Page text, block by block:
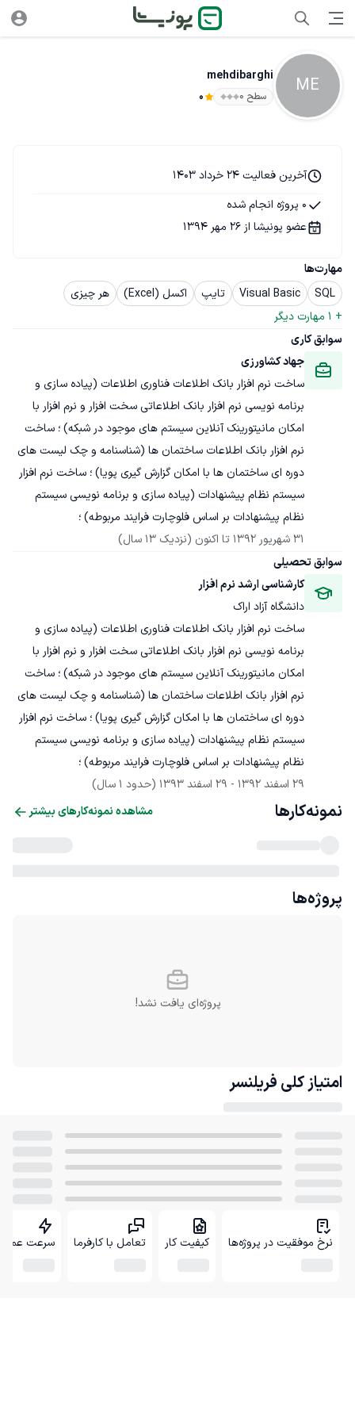
ME
mehdibarghi
سطح ۰ 0
مهارت‌ها
SQL
Visual Basic تایپ اکسل (Excel)
هر چیزی
+
1 مهارت دیگر
سوابق کاری
جهاد کشاورزی
ساخت نرم افزار بانک اطلاعات فناوری اطلاعات (پیاده سازی و
برنامه نویسی نرم افزار بانک اطلاعاتی سخت افزار و نرم افزار با
امکان مانیتورینک آنلاین سیستم های موجود در شبکه) ؛ ساخت
نرم افزار بانک اطلاعات ساختمان ها (شناسنامه و چک لیست های
دوره ای ساختمان ها با امکان گزارش گیری پویا) ؛ ساخت نرم افزار
سیستم نظام پیشنهادات (پیاده سازی و برنامه نویسی سیستم
نظام پیشنهادات بر اساس فلوچارت فرایند مربوطه) ؛
31 شهریور 1392
تا اکنون (نزدیک 13 سال)
سوابق تحصیلی
کارشناسی ارشد نرم افزار
دانشگاه آزاد اراک
ساخت نرم افزار بانک اطلاعات فناوری اطلاعات (پیاده سازی و
برنامه نویسی نرم افزار بانک اطلاعاتی سخت افزار و نرم افزار با
امکان مانیتورینک آنلاین سیستم های موجود در شبکه) ؛ ساخت
نرم افزار بانک اطلاعات ساختمان ها (شناسنامه و چک لیست های
دوره ای ساختمان ها با امکان گزارش گیری پویا) ؛ ساخت نرم افزار
سیستم نظام پیشنهادات (پیاده سازی و برنامه نویسی سیستم
نظام پیشنهادات بر اساس فلوچارت فرایند مربوطه) ؛
29 اسفند 1392
- 29 اسفند 1393 (حدود 1 سال)
آخرین فعالیت 24 خرداد 1403
0 پروژه انجام شده
عضو پونیشا از 26 مهر 1394
نمونه‌کارها مشاهده نمونه‌کارهای بیشتر
پروژه‌ها
پروژه‌ای یافت نشد!
امتیاز کلی فریلنسر
نرخ موفقیت در پروژه‌ها کیفیت کار تعامل با کارفرما سرعت عمل